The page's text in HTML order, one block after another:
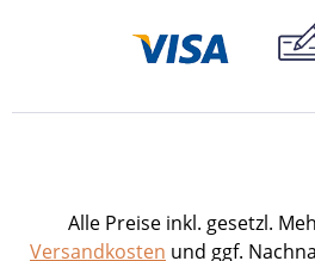
Alle Preise inkl. gesetzl.
Versandkosten und ggf.